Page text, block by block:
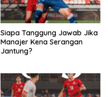
Siapa Tanggung Jawab Jika
Manajer Kena Serangan
Jantung?